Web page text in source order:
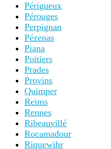
Périgueux
Pérouges
Perpignan
Pézenas
Piana
Poitiers
Prades
Provins
Quimper
Reims
Rennes
Ribeauvillé
Rocamadour
Riquewihr